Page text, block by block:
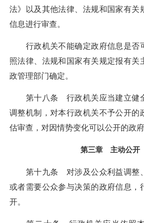
法》以及其他法律、法规和国家有关
信息进行审查。
行政机关不能确定政府信息是否
照法律、法规和国家有关规定报有关
政管理部门确定。
第十八条 行政机关应当建立健
调整机制，对本行政机关不予公开的
估审查，对因情势变化可以公开的政
第三章 主动公开
第十九条 对涉及公众利益调整
或者需要公众参与决策的政府信息，
开。